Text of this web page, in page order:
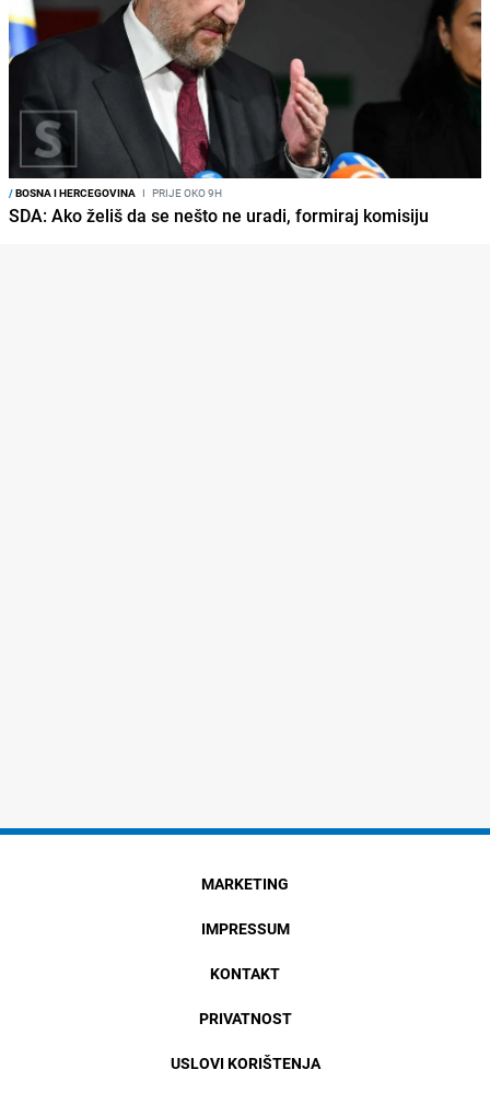
/BOSNA I HERCEGOVINA I PRIJE OKO 9H
SDA: Ako želiš da se nešto ne uradi, formiraj komisiju
MARKETING
IMPRESSUM
KONTAKT
PRIVATNOST
USLOVI KORIŠTENJA